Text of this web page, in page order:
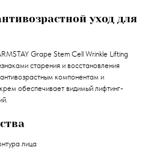
уход для
Grape Stem Cell Wrinkle Lifting
старения и восстановления
компонентам и
обеспечивает видимый лифтинг-
лица